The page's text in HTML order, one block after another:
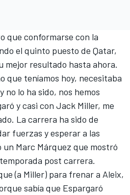
que conformarse con la
el quinto puesto de Qatar,
mejor resultado hasta ahora.
que teníamos hoy, necesitaba
no lo ha sido, nos hemos
y casi con Jack Miller, me
La carrera ha sido de
fuerzas y esperar a las
Marc Márquez que mostró
post carrera.
(a Miller) para frenar a Aleix,
sabía que Espargaró